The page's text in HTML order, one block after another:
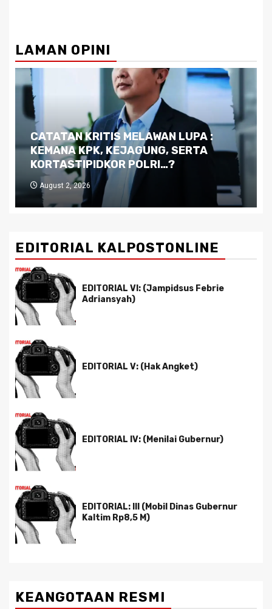
LAMAN OPINI
Dilema Kaltim di Tengah Krisis:
Kutukan Sumber Daya Alam dan
Pemimpin yang Tak Kreatif
July 29, 2026
EDITORIAL KALPOSTONLINE
EDITORIAL VI: (Jampidsus Febrie
Adriansyah)
EDITORIAL V: (Hak Angket)
EDITORIAL IV: (Menilai Gubernur)
EDITORIAL: III (Mobil Dinas Gubernur
Kaltim Rp8,5 M)
KEANGOTAAN RESMI